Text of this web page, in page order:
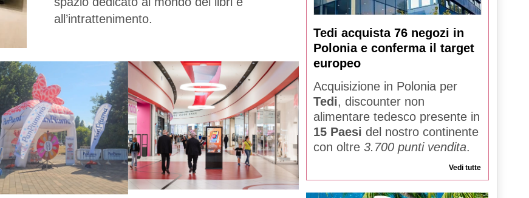
all’intrattenimento.
Tedi acquista 76 negozi in
Polonia e conferma il target
europeo
Acquisizione in Polonia per
Tedi, discounter non
alimentare tedesco presente in
15 Paesi del nostro continente
con oltre 3.700 punti vendita.
Vedi tutte